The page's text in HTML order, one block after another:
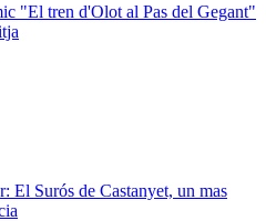
"El tren d'Olot al Pas del Gegant"
El Surós de Castanyet, un mas